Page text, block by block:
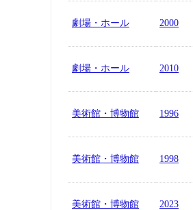
劇場・ホール 2000
劇場・ホール 2010
美術館・博物館 1996
美術館・博物館 1998
美術館・博物館 2023